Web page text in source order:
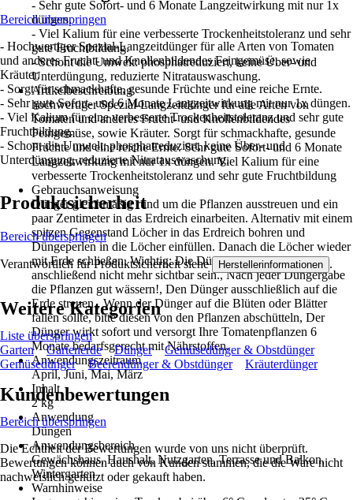
- Sehr gute Sofort- und 6 Monate Langzeitwirkung mit nur 1x
düngen.
- Viel Kalium für eine verbesserte Trockenheitstoleranz und sehr
gute Fruchtbildung.
- Schont die Umwelt: phosphatreduziert, keine Über- und
Unterdüngung, reduzierte Nitratauswaschung.
Artikelbeschreibung
hochwertiger Spezial-Langzeitdünger für alle Arten von
Tomaten und anderes Frucht- und Knollenbildendes
Feingemüse, sowie Kräuter. Sorgt für schmackhafte, gesunde
Früchte und eine reiche Ernte. Sehr gute Sofort- und 6 Monate
Langzeitwirkung mit nur 1x düngen. Viel Kalium für eine
verbesserte Trockenheitstoleranz und sehr gute Fruchtbildung
Gebrauchsanweisung
Dünger gleichmäßig rund um die Pflanzen ausstreuen und ein
paar Zentimeter in das Erdreich einarbeiten. Alternativ mit einem
spitzen Gegenstand Löcher in das Erdreich bohren und
Düngeperlen in die Löcher einfüllen. Danach die Löcher wieder
mit Erde schließen. Wichtig: Die Düngeperlen sollten
anschließend nicht mehr sichtbar sein., Nach jeder Düngergabe
die Pflanzen gut wässern!, Den Dünger ausschließlich auf die
Erde streuen., Wenn der Dünger auf die Blüten oder Blätter
fallen sollte, bitte diesen von den Pflanzen abschütteln, Der
Dünger wirkt sofort und versorgt Ihre Tomatenpflanzen 6
Monate bedarfsgerecht mit Nährstoffen.
Anwendungszeitraum
April, Juni, Mai, März
Inhalt
2 kg
Anwendung
Düngen
Anwendungsbereich
Gewächshaus, Haushalt, Nutzgarten, Terrasse und Balkon,
Wintergarten
Warnhinweise
Bereich überspringen
- Hochwertiger Spezial-Langzeitdünger für alle Arten von Tomaten
und anderes Frucht- und Knollenbildendes Feingemüse, sowie
Kräuter.
- Sorgt für schmackhafte, gesunde Früchte und eine reiche Ernte.
- Sehr gute Sofort- und 6 Monate Langzeitwirkung mit nur 1x düngen.
- Viel Kalium für eine verbesserte Trockenheitstoleranz und sehr gute
Fruchtbildung.
- Schont die Umwelt: phosphatreduziert, keine Über- und
Unterdüngung, reduzierte Nitratauswaschung.
Produktsicherheit
Bereich überspringen
Verantwortlich für Produktsicherheit siehe Herstellerinformationen .
Weitere Kategorien
Liste überspringen
Garten
Gartenerde Dünger
Gemüsedünger & Obstdünger
Gemüsedünger
Beerendünger & Obstdünger Kräuterdünger
Kundenbewertungen
Bereich überspringen
Die Echtheit der Bewertungen wurde von uns nicht überprüft.
Bewertungen können auch von Kunden stammen, die die Ware nicht
nachweislich genutzt oder gekauft haben.